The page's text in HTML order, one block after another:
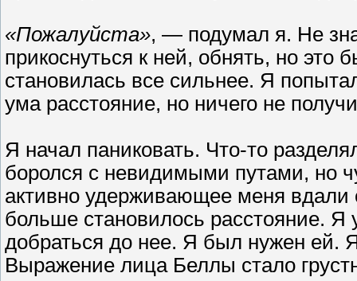
«Пожалуйста», — подумал я. Не
прикоснуться к ней, обнять, но это
становилась все сильнее. Я
ума расстояние, но ничего не
Я начал паниковать. Что-то
боролся с невидимыми путами, но
активно удерживающее меня
больше становилось расстояние. Я
добраться до нее. Я был нужен ей.
Выражение лица Беллы стало